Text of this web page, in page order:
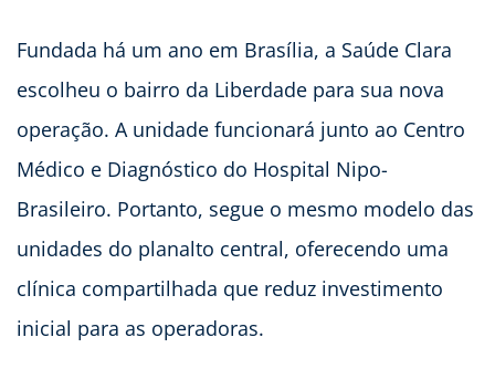
Fundada há um ano em Brasília, a Saúde Clara
escolheu o bairro da Liberdade para sua nova
operação. A unidade funcionará junto ao Centro
Médico e Diagnóstico do Hospital Nipo-
Brasileiro. Portanto, segue o mesmo modelo das
unidades do planalto central, oferecendo uma
clínica compartilhada que reduz investimento
inicial para as operadoras.